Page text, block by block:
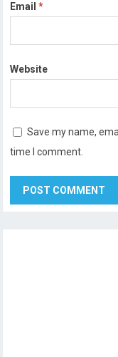
Email*
Website
Save my name,
time I comment.